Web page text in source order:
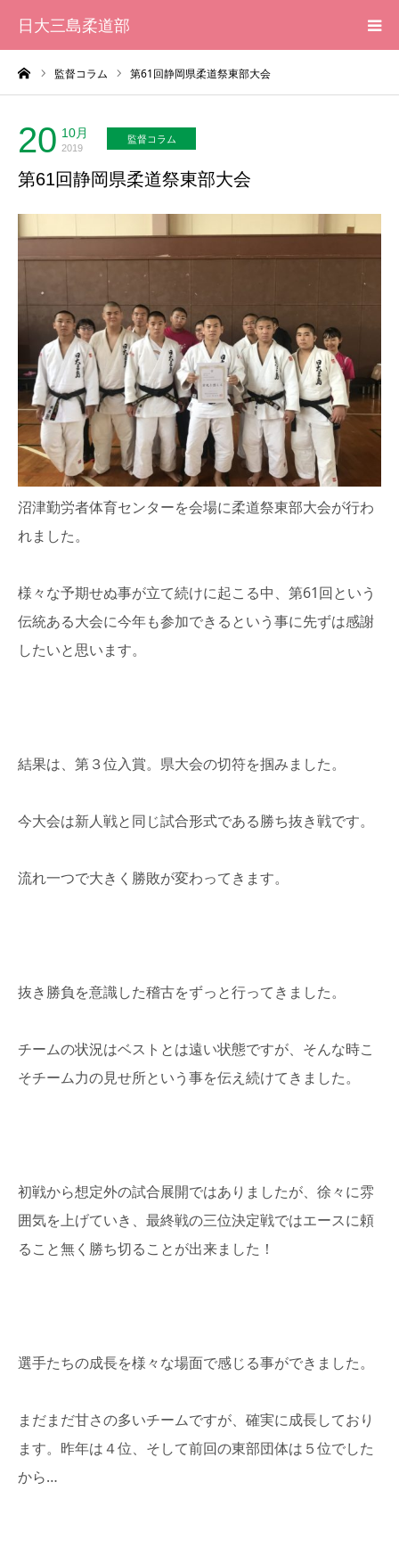
日大三島柔道部
監督コラム 第61回静岡県柔道祭東部大会
20 10月
2019
監督コラム
第61回静岡県柔道祭東部大会
沼津勤労者体育センターを会場に柔道祭東部大会が行わ
れました。
様々な予期せぬ事が立て続けに起こる中、第61回という
伝統ある大会に今年も参加できるという事に先ずは感謝
したいと思います。
結果は、第３位入賞。県大会の切符を掴みました。
今大会は新人戦と同じ試合形式である勝ち抜き戦です。
流れ一つで大きく勝敗が変わってきます。
抜き勝負を意識した稽古をずっと行ってきました。
チームの状況はベストとは遠い状態ですが、そんな時こ
そチーム力の見せ所という事を伝え続けてきました。
初戦から想定外の試合展開ではありましたが、徐々に雰
囲気を上げていき、最終戦の三位決定戦ではエースに頼
ること無く勝ち切ることが出来ました！
選手たちの成長を様々な場面で感じる事ができました。
まだまだ甘さの多いチームですが、確実に成長しており
ます。昨年は４位、そして前回の東部団体は５位でした
から…
HOME
柔道部 紹介
ブログ
応援メッセージ一覧